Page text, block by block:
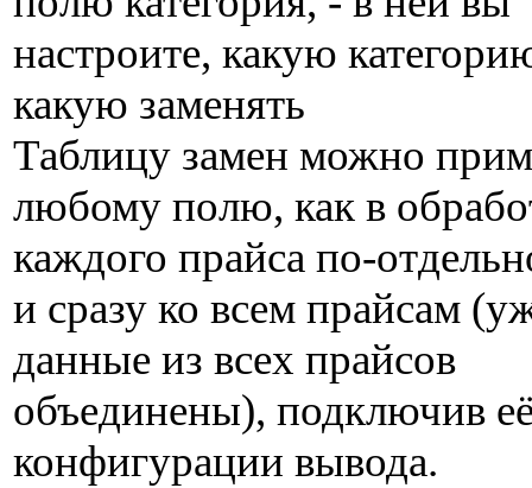
настроите, какую
какую заменять
Таблицу замен можно
любому полю, как в
каждого прайса по-
и сразу ко всем прайсам
данные из всех прайсов
объединены), подключив
конфигурации вывода.